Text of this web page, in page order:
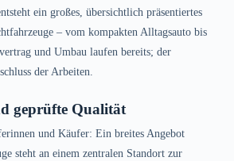
ein großes, übersichtlich präsentiertes
– vom kompakten Alltagsauto bis
und Umbau laufen bereits; der
der Arbeiten.
geprüfte Qualität
und Käufer: Ein breites Angebot
steht an einem zentralen Standort zur